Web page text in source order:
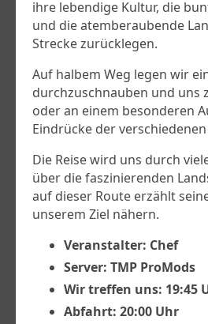
ihre lebendige Kultur, die
und die atemberaubende
Strecke zurücklegen.
Auf halbem Weg legen wir
durchzuschnauben und uns
oder an einem besonderen
Eindrücke der
Die Reise wird uns durch
über die faszinierenden
auf dieser Route erzählt
unserem Ziel nähern.
Veranstalter: Chef
Server: TMP ProMods
Wir treffen uns: 19:45
Abfahrt: 20:00 Uhr